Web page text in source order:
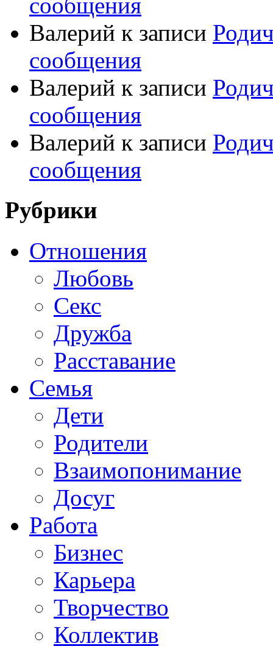
Валерий к записи
сообщения
Валерий к записи
сообщения
Валерий к записи
сообщения
Рубрики
Отношения
Любовь
Секс
Дружба
Расставание
Семья
Дети
Родители
Взаимопонимание
Досуг
Работа
Бизнес
Карьера
Творчество
Коллектив